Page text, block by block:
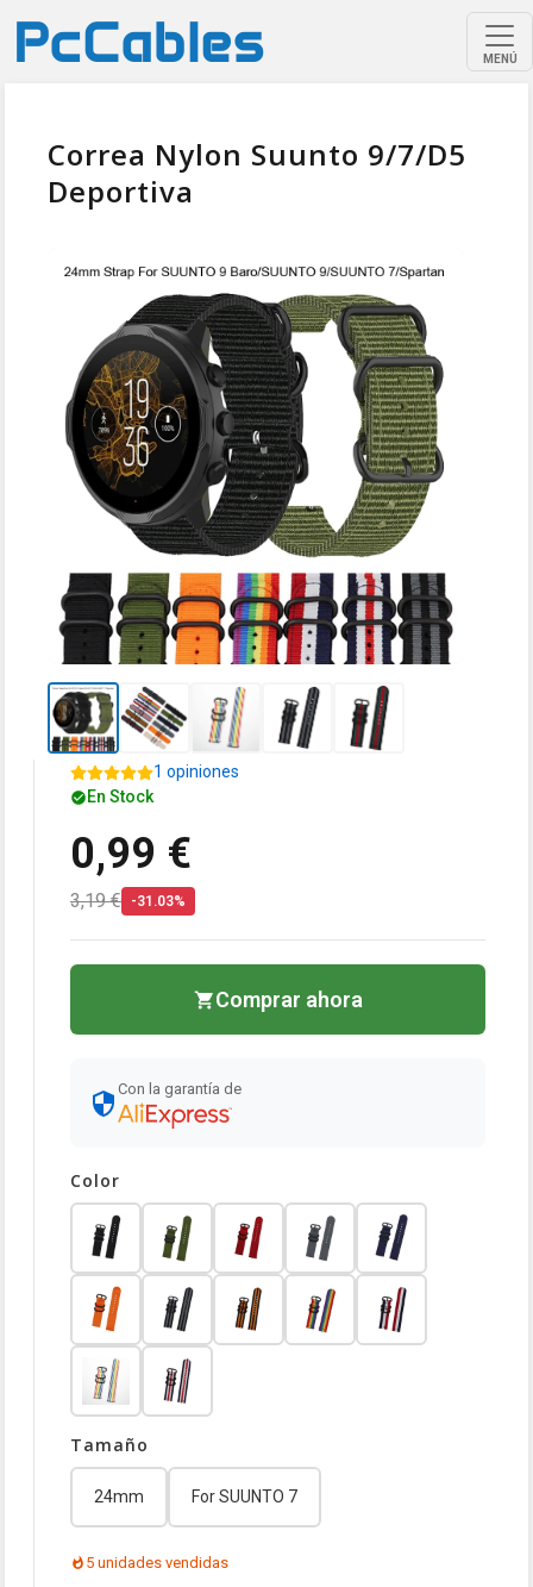
MENÚ
Correa Nylon Suunto 9/7/D5
Deportiva
1 opiniones
En Stock
0,99 €
3,19 € -31.03%
Comprar ahora
Con la garantía de
Color
Tamaño
24mm For SUUNTO 7
5 unidades vendidas